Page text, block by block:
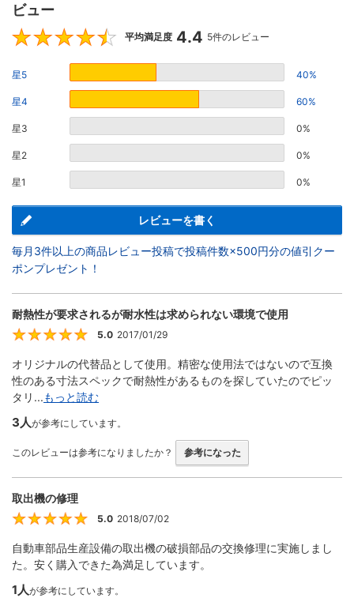
ビュー
4.4
平均満足度 4.4 5件のレビュー
星5 40%
星4 60%
星3 0%
星2 0%
星1 0%
レビューを書く
毎月3件以上の商品レビュー投稿で投稿件数×500円分の値引クー
ポンプレゼント！
耐熱性が要求されるが耐水性は求められない環境で使用
5
5.0 2017/01/29
オリジナルの代替品として使用。精密な使用法ではないので互換
性のある寸法スペックで耐熱性があるものを探していたのでピッ
タリ...もっと読む
3人が参考にしています。
このレビューは参考になりましたか？ 参考になった
取出機の修理
5
5.0 2018/07/02
自動車部品生産設備の取出機の破損部品の交換修理に実施しまし
た。安く購入できた為満足しています。
1人が参考にしています。